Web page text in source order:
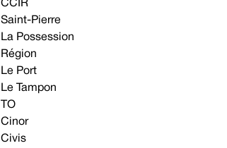
CCIR
Saint-Pierre
La Possession
Région
Le Port
Le Tampon
TO
Cinor
Civis